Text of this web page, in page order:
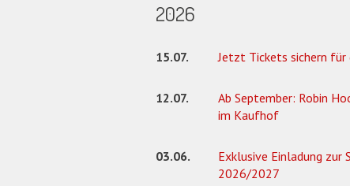
2026
15.07. Jetzt Tickets sichern für
12.07.
Ab September: Robin
im Kaufhof
03.06.
Exklusive Einladung zur
2026/2027